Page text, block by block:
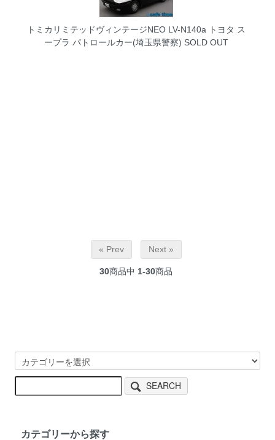
トミカリミテッドヴィンテージNEO LV-N140a トヨタ ス
ープラ パトロールカー(埼玉県警察) SOLD OUT
« Prev Next »
30商品中 1-30商品
SEARCH
カテゴリーから探す